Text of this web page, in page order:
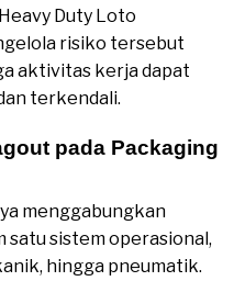
Duty Loto
risiko tersebut
aktivitas kerja dapat
terkendali.
pada Packaging
menggabungkan
satu sistem operasional,
hingga pneumatik.